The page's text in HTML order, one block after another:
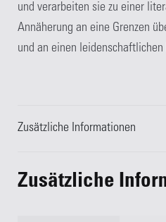
und verarbeiten sie zu einer
Annäherung an eine Grenzen
und an einen leidenschaftlichen
Zusätzliche Informationen
Zusätzliche